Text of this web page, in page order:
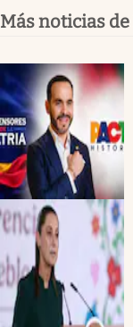
Más noticias de